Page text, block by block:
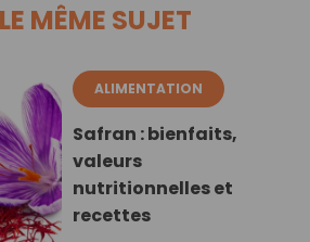
MÊME SUJET
ALIMENTATION
Safran : bienfaits,
valeurs
nutritionnelles et
recettes